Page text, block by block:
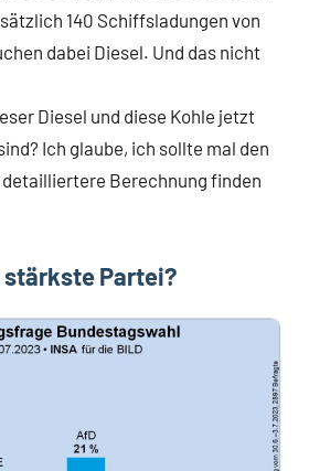
140 Schiffsladungen von
dabei Diesel. Und das nicht
Diesel und diese Kohle jetzt
Ich glaube, ich sollte mal den
Berechnung finden
Partei?